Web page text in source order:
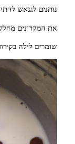
נותנים לגנאש
את המקרונים
שומרים לילה